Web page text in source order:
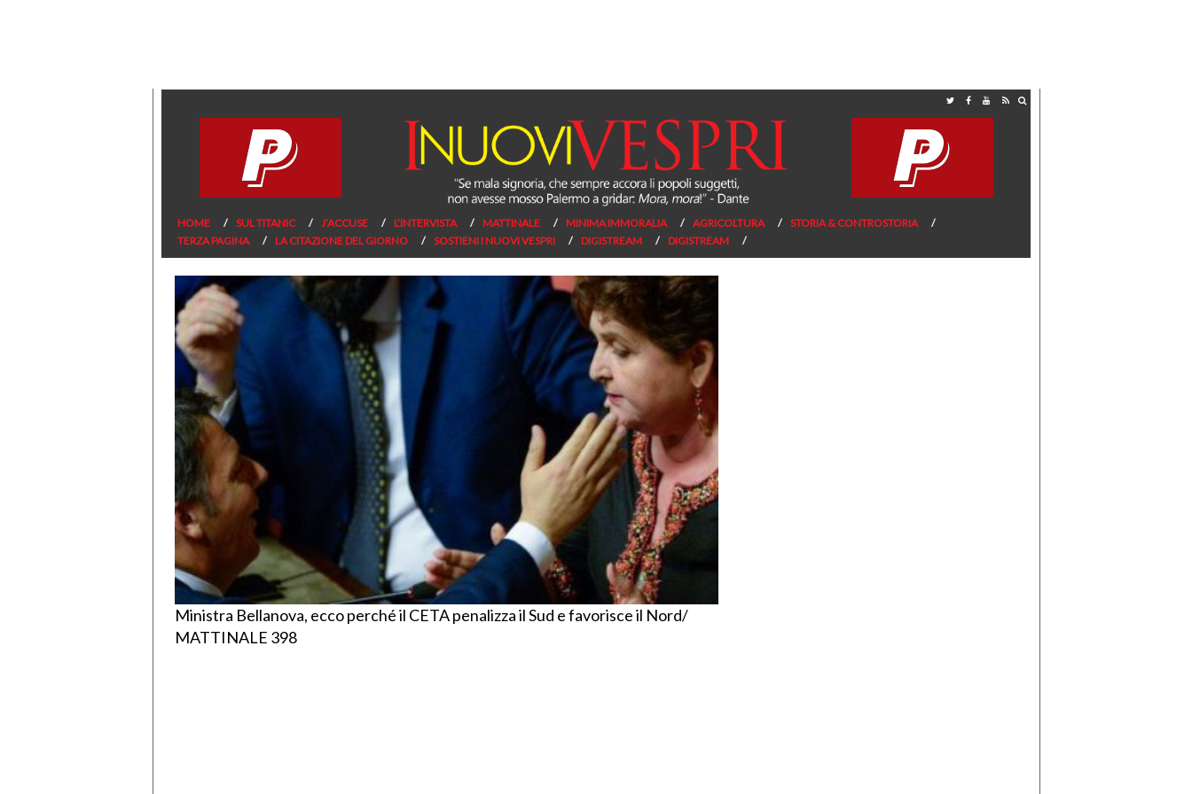
HOME SUL TITANIC J’ACCUSE L’INTERVISTA MATTINALE MINIMA IMMORALIA AGRICOLTURA
STORIA & CONTROSTORIA
TERZA PAGINA
LA CITAZIONE DEL GIORNO SOSTIENI I NUOVI VESPRI DIGISTREAM DIGISTREAM
Ministra Bellanova, ecco perché il CETA penalizza il Sud e favorisce il Nord/
MATTINALE 398